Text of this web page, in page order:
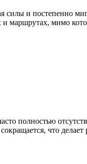
силы и постепенно
маршрутах, мимо
полностью
что